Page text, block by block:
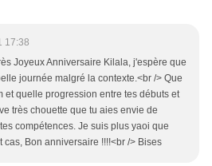
17:38
Joyeux Anniversaire Kilala, j'espère que
journée malgré la contexte.<br /> Que
et quelle progression entre tes débuts et
très chouette que tu aies envie de
compétences. Je suis plus yaoi que
cas, Bon anniversaire !!!!<br /> Bises